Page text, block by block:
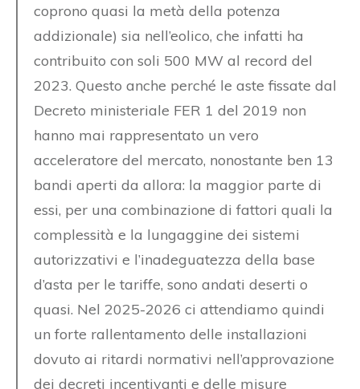
coprono quasi la metà della potenza
addizionale) sia nell’eolico, che infatti ha
contribuito con soli 500 MW al record del
2023. Questo anche perché le aste fissate dal
Decreto ministeriale FER 1 del 2019 non
hanno mai rappresentato un vero
acceleratore del mercato, nonostante ben 13
bandi aperti da allora: la maggior parte di
essi, per una combinazione di fattori quali la
complessità e la lungaggine dei sistemi
autorizzativi e l’inadeguatezza della base
d’asta per le tariffe, sono andati deserti o
quasi. Nel 2025-2026 ci attendiamo quindi
un forte rallentamento delle installazioni
dovuto ai ritardi normativi nell’approvazione
dei decreti incentivanti e delle misure